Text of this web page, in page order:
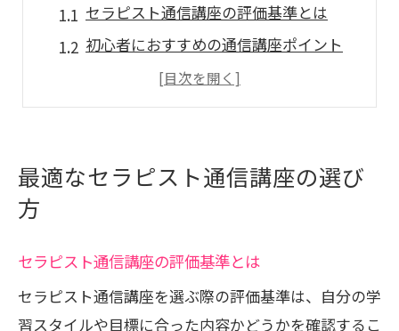
セラピスト通信講座の評価基準とは
初心者におすすめの通信講座ポイント
セラピストのための費用対効果を考える
選んで失敗しない通信講座の秘訣
自分に合った講座を見つけるための手順
スクール選びで失敗しないためのコツ
セラピスト通信講座と通学の違い
最適なセラピスト通信講座の選び
方
セラピスト通信講座の評価基準とは
セラピスト通信講座を選ぶ際の評価基準は、自分の学
習スタイルや目標に合った内容かどうかを確認するこ